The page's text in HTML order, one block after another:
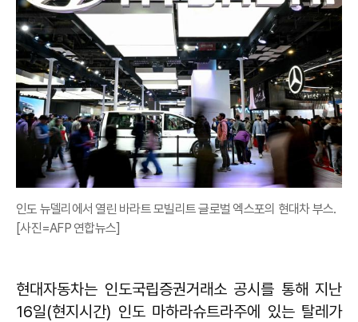
인도 뉴델리에서 열린 바라트 모빌리트 글로벌 엑스포의 현대차 부스.
[사진=AFP 연합뉴스]
현대자동차는 인도국립증권거래소 공시를 통해 지난
16일(현지시간) 인도 마하라슈트라주에 있는 탈레가